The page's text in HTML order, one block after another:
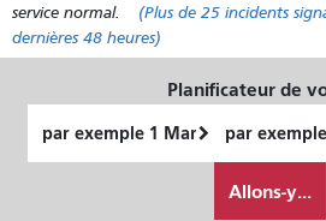
service normal.
(Plus de 25 incidents
dernières 48 heures)
Planificateur de
de
final
je
Allons-y...